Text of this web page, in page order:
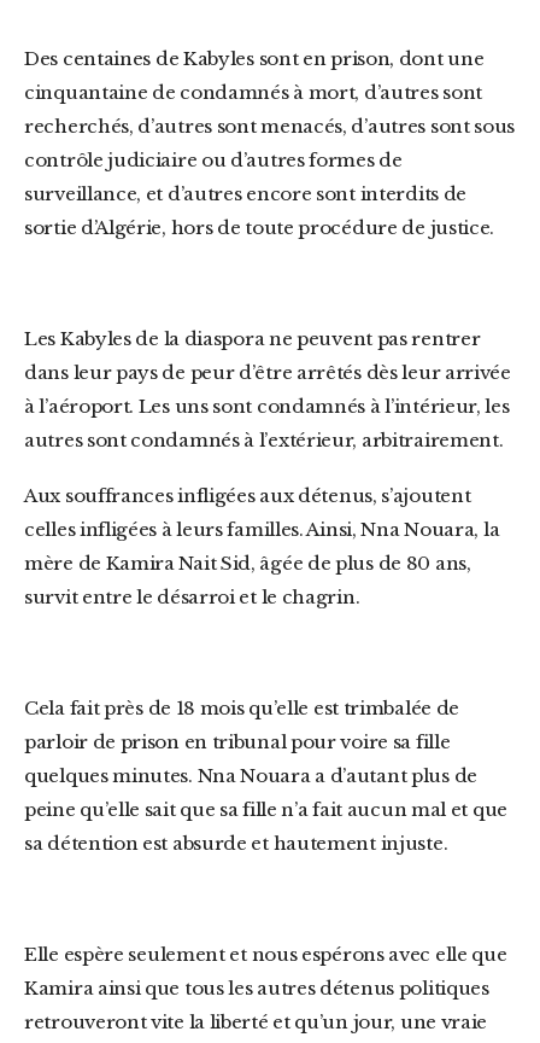
Des centaines de Kabyles sont en prison, dont une
cinquantaine de condamnés à mort, d’autres sont
recherchés, d’autres sont menacés, d’autres sont sous
contrôle judiciaire ou d’autres formes de
surveillance, et d’autres encore sont interdits de
sortie d’Algérie, hors de toute procédure de justice.
Les Kabyles de la diaspora ne peuvent pas rentrer
dans leur pays de peur d’être arrêtés dès leur arrivée
à l’aéroport. Les uns sont condamnés à l’intérieur, les
autres sont condamnés à l’extérieur, arbitrairement.
Aux souffrances infligées aux détenus, s’ajoutent
celles infligées à leurs familles. Ainsi, Nna Nouara, la
mère de Kamira Nait Sid, âgée de plus de 80 ans,
survit entre le désarroi et le chagrin.
Cela fait près de 18 mois qu’elle est trimbalée de
parloir de prison en tribunal pour voire sa fille
quelques minutes. Nna Nouara a d’autant plus de
peine qu’elle sait que sa fille n’a fait aucun mal et que
sa détention est absurde et hautement injuste.
Elle espère seulement et nous espérons avec elle que
Kamira ainsi que tous les autres détenus politiques
retrouveront vite la liberté et qu’un jour, une vraie